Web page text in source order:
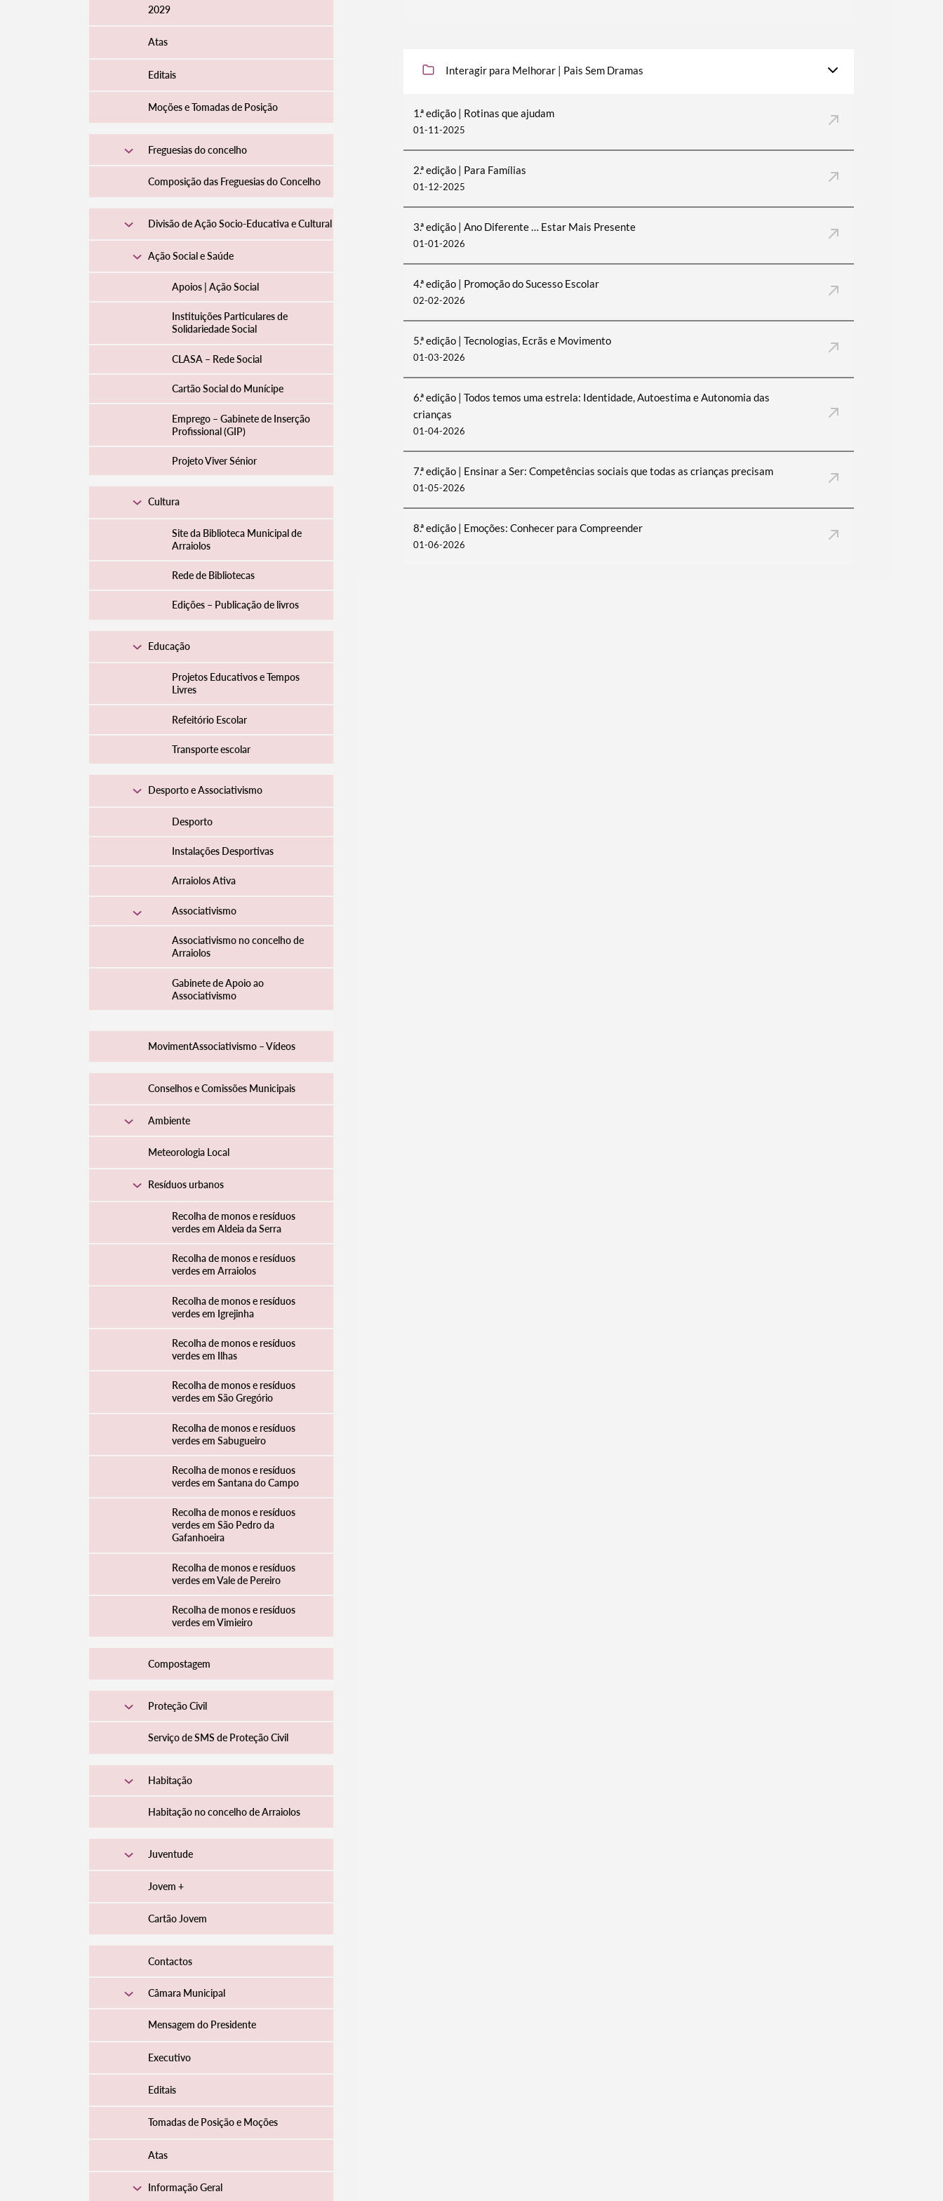
Termo de Pesquisa
Categorias gerais
Filtros
2029
Atas
Editais
Moções e Tomadas de Posição
Freguesias do concelho
Composição das Freguesias do Concelho
Divisão de Ação Socio-Educativa e Cultural
Ação Social e Saúde
Apoios | Ação Social
Instituições Particulares de
Solidariedade Social
CLASA – Rede Social
Cartão Social do Munícipe
Emprego – Gabinete de Inserção
Profissional (GIP)
Projeto Viver Sénior
Cultura
Site da Biblioteca Municipal de
Arraiolos
Rede de Bibliotecas
Edições – Publicação de livros
Educação
Projetos Educativos e Tempos
Livres
Refeitório Escolar
Transporte escolar
Desporto e Associativismo
Desporto
Instalações Desportivas
Arraiolos Ativa
Associativismo
Associativismo no concelho de
Arraiolos
Gabinete de Apoio ao
Associativismo
MovimentAssociativismo – Vídeos
Conselhos e Comissões Municipais
Ambiente
Meteorologia Local
Resíduos urbanos
Recolha de monos e resíduos
verdes em Aldeia da Serra
Recolha de monos e resíduos
verdes em Arraiolos
Recolha de monos e resíduos
verdes em Igrejinha
Recolha de monos e resíduos
verdes em Ilhas
Recolha de monos e resíduos
verdes em São Gregório
Recolha de monos e resíduos
verdes em Sabugueiro
Recolha de monos e resíduos
verdes em Santana do Campo
Recolha de monos e resíduos
verdes em São Pedro da
Gafanhoeira
Recolha de monos e resíduos
verdes em Vale de Pereiro
Recolha de monos e resíduos
verdes em Vimieiro
Compostagem
Proteção Civil
Serviço de SMS de Proteção Civil
Habitação
Habitação no concelho de Arraiolos
Juventude
Jovem +
Cartão Jovem
Contactos
Câmara Municipal
Mensagem do Presidente
Executivo
Editais
Tomadas de Posição e Moções
Atas
Informação Geral
Interagir para Melhorar | Pais Sem Dramas
1.ª edição | Rotinas que ajudam
01-11-2025
2.ª edição | Para Famílias
01-12-2025
3.ª edição | Ano Diferente … Estar Mais Presente
01-01-2026
4.ª edição | Promoção do Sucesso Escolar
02-02-2026
5.ª edição | Tecnologias, Ecrãs e Movimento
01-03-2026
6.ª edição | Todos temos uma estrela: Identidade, Autoestima e Autonomia das
crianças
01-04-2026
7.ª edição | Ensinar a Ser: Competências sociais que todas as crianças precisam
01-05-2026
8.ª edição | Emoções: Conhecer para Compreender
01-06-2026